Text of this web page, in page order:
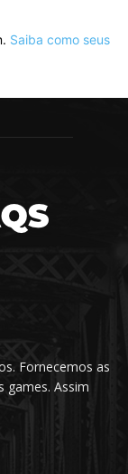
Saiba como seus
Fornecemos as
games. Assim